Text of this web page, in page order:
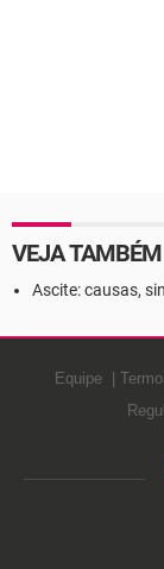
VEJA TAMBÉM
Ascite: causas,
Equipe